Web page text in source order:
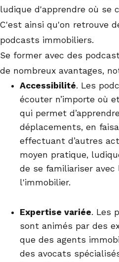
ludique d'apprendre où se
C'est ainsi qu'on retrouve
podcasts immobiliers.
Se former avec des
de nombreux avantages,
Accessibilité. Les
écouter n’importe où
qui permet
déplacements, en
effectuant d’autres
moyen pratique,
de se familiariser
l'immobilier.
Expertise variée. Les
sont animés par des
que des agents
des avocats